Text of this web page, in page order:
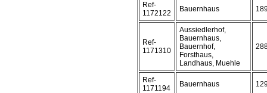
Ref-
1172122
Bauernhaus
Ref-
1171310
Aussiedlerhof,
Bauernhaus,
Bauernhof,
Forsthaus,
Landhaus, Muehle
Ref-
1171194
Bauernhaus